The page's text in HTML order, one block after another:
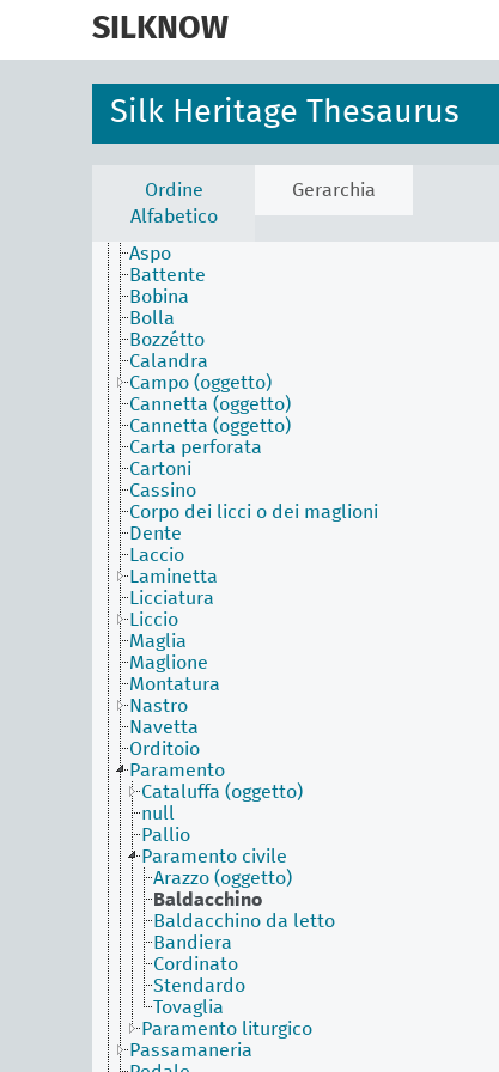
SILKNOW
Silk Heritage Thesaurus
Ordine
Alfabetico
Gerarchia
Activities Facet (en)
Agents Facet (en)
Associated Concepts Facet (en)
Materials Facet (en)
Objects Facet (en)
Ago del telaio Jacquard
Arcata
Aspo
Battente
Bobina
Bolla
Bozzétto
Calandra
Campo (oggetto)
Cannetta (oggetto)
Cannetta (oggetto)
Carta perforata
Cartoni
Cassino
Corpo dei licci o dei maglioni
Dente
Laccio
Laminetta
Licciatura
Liccio
Maglia
Maglione
Montatura
Nastro
Navetta
Orditoio
Paramento
Cataluffa (oggetto)
null
Pallio
Paramento civile
Arazzo (oggetto)
Baldacchino
Baldacchino da letto
Bandiera
Cordinato
Stendardo
Tovaglia
Paramento liturgico
Passamaneria